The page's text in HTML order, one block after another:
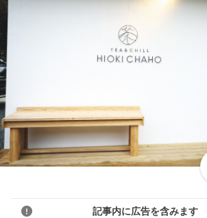
記事内に広告を含みます